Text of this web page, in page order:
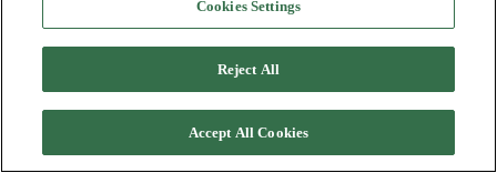
Cookies Settings
Reject All
Accept All Cookies